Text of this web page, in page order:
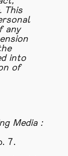
This
any
into
of
Media :
7.